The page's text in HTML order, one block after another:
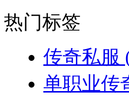
热门标签
传奇私服
单职业传